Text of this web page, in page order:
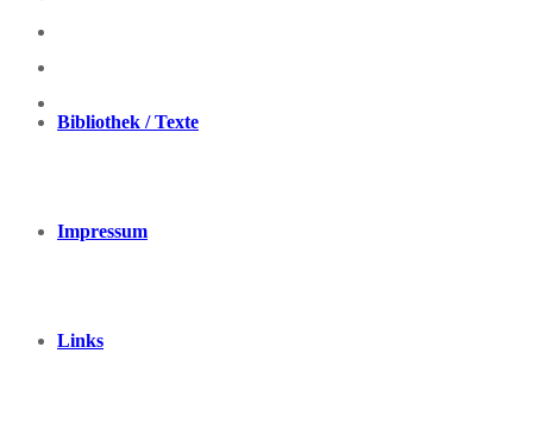
Bibliothek / Texte
Impressum
Links